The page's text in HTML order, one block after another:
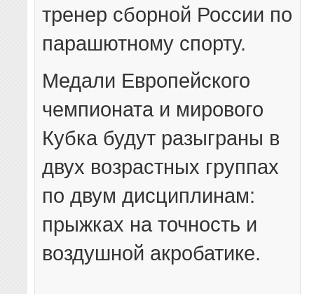
тренер сборной России по
парашютному спорту.
Медали Европейского
чемпионата и мирового
Кубка будут разыграны в
двух возрастных группах
по двум дисциплинам:
прыжках на точность и
воздушной акробатике.